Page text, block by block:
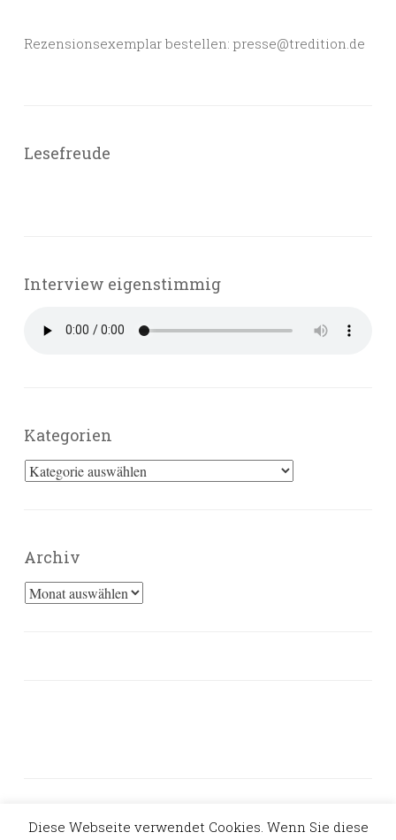
Rezensionsexemplar bestellen: presse@tredition.de
Lesefreude
Interview eigenstimmig
Kategorien
Kategorien
Archiv
Archiv
Diese Webseite verwendet Cookies. Wenn Sie diese